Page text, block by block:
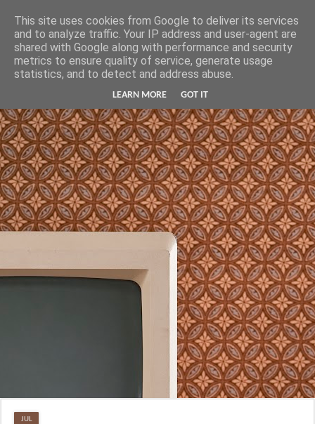
This site uses cookies from Google to deliver its services
and to analyze traffic. Your IP address and user-agent are
shared with Google along with performance and security
metrics to ensure quality of service, generate usage
statistics, and to detect and address abuse.
LEARN MORE GOT IT
Hunter Jerusalem Journal
JUL